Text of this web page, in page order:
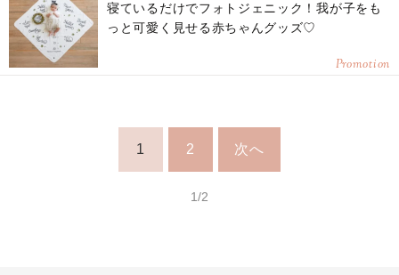
寝ているだけでフォトジェニック！我が子をも
っと可愛く見せる赤ちゃんグッズ♡
Promotion
1 2 次へ
1/2